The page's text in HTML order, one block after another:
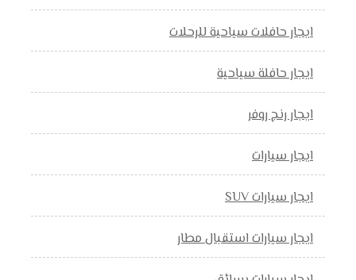
ايجار حافلات سياحية للرحلات
ايجار حافلة سياحية
ايجار رنج روفر
ايجار سيارات
ايجار سيارات SUV
ايجار سيارات استقبال مطار